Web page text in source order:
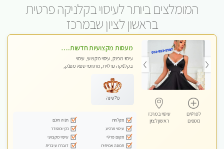
המומלצים ביותר לעיסוי בקלניקה פרטית
בראשון לציון שבמרכז
לפרטים
נוספים
עיסוי במרכז
ראשון לציון
מעסות מקצועיות חדשות. גישה אישית לכל לקוח. אל תפספסו את ההזדמנות שלכם. פנקו את עצמכם וקבלו מקסימום הנאה ורוגע.
עיסוי מפנק, עיסוי מקצועי, עיסוי
בקלניקה פרטית, מתחמי ספא מפנק,
פלטינה
מקלחת
חניה חינם
עיסוי מרגיע
נקי ומסודר
מקום פרטי
עיסוי מקצועי
תמונה אמיתית
דוברת עיברית